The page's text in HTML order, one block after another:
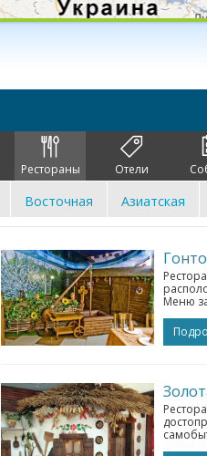
Рестораны Отели
Восточная Азиатская
Меню